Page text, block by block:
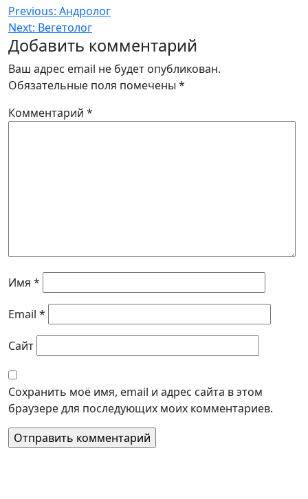
Навигация
по
записям
Previous: Андролог
Next: Вегетолог
Добавить комментарий
Ваш адрес email не будет опубликован.
Обязательные поля помечены *
Комментарий *
Имя *
Email *
Сайт
Сохранить моё имя, email и адрес сайта в этом
браузере для последующих моих комментариев.